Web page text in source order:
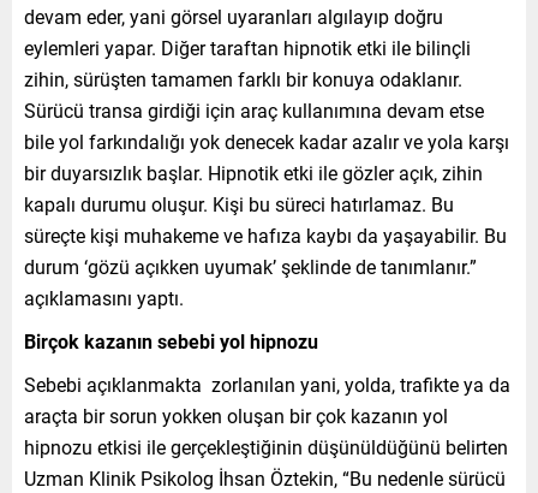
devam eder, yani görsel uyaranları algılayıp doğru
eylemleri yapar. Diğer taraftan hipnotik etki ile bilinçli
zihin, sürüşten tamamen farklı bir konuya odaklanır.
Sürücü transa girdiği için araç kullanımına devam etse
bile yol farkındalığı yok denecek kadar azalır ve yola karşı
bir duyarsızlık başlar. Hipnotik etki ile gözler açık, zihin
kapalı durumu oluşur. Kişi bu süreci hatırlamaz. Bu
süreçte kişi muhakeme ve hafıza kaybı da yaşayabilir. Bu
durum ‘gözü açıkken uyumak’ şeklinde de tanımlanır.”
açıklamasını yaptı.
Birçok kazanın sebebi yol hipnozu
Sebebi açıklanmakta zorlanılan yani, yolda, trafikte ya da
araçta bir sorun yokken oluşan bir çok kazanın yol
hipnozu etkisi ile gerçekleştiğinin düşünüldüğünü belirten
Uzman Klinik Psikolog İhsan Öztekin, “Bu nedenle sürücü